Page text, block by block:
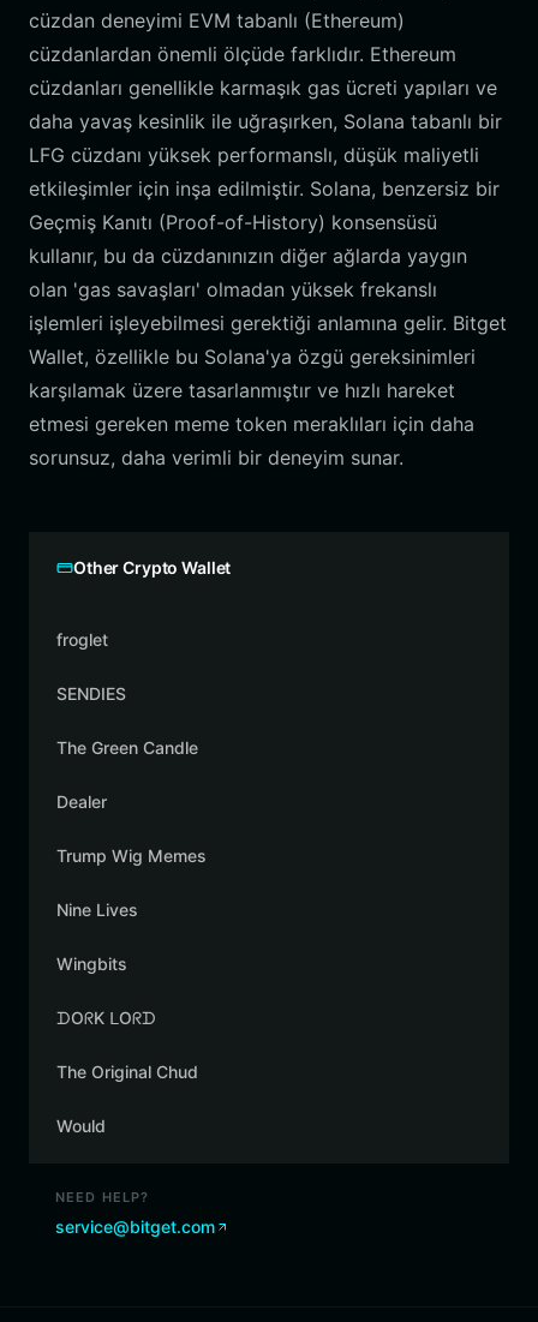
cüzdan deneyimi EVM tabanlı (Ethereum)
cüzdanlardan önemli ölçüde farklıdır. Ethereum
cüzdanları genellikle karmaşık gas ücreti yapıları ve
daha yavaş kesinlik ile uğraşırken, Solana tabanlı bir
LFG cüzdanı yüksek performanslı, düşük maliyetli
etkileşimler için inşa edilmiştir. Solana, benzersiz bir
Geçmiş Kanıtı (Proof-of-History) konsensüsü
kullanır, bu da cüzdanınızın diğer ağlarda yaygın
olan 'gas savaşları' olmadan yüksek frekanslı
işlemleri işleyebilmesi gerektiği anlamına gelir. Bitget
Wallet, özellikle bu Solana'ya özgü gereksinimleri
karşılamak üzere tasarlanmıştır ve hızlı hareket
etmesi gereken meme token meraklıları için daha
sorunsuz, daha verimli bir deneyim sunar.
Other Crypto Wallet
froglet
SENDIES
The Green Candle
Dealer
Trump Wig Memes
Nine Lives
Wingbits
ᗪOᖇK ᒪOᖇᗪ
The Original Chud
Would
NEED HELP?
service@bitget.com